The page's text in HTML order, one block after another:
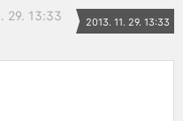
29. 13:33 2013. 11. 29. 13:33